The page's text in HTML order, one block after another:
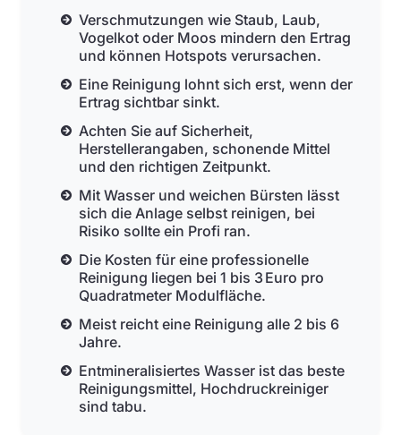
Verschmutzungen wie Staub, Laub,
Vogelkot oder Moos mindern den Ertrag
und können Hotspots verursachen.
Eine Reinigung lohnt sich erst, wenn der
Ertrag sichtbar sinkt.
Achten Sie auf Sicherheit,
Herstellerangaben, schonende Mittel
und den richtigen Zeitpunkt.
Mit Wasser und weichen Bürsten lässt
sich die Anlage selbst reinigen, bei
Risiko sollte ein Profi ran.
Die Kosten für eine professionelle
Reinigung liegen bei 1 bis 3 Euro pro
Quadratmeter Modulfläche.
Meist reicht eine Reinigung alle 2 bis 6
Jahre.
Entmineralisiertes Wasser ist das beste
Reinigungsmittel, Hochdruckreiniger
sind tabu.